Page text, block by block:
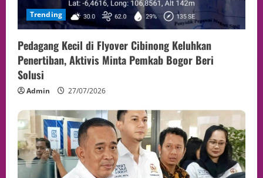
Trending
Pedagang Kecil di Flyover Cibinong Keluhkan
Penertiban, Aktivis Minta Pemkab Bogor Beri
Solusi
Admin 27/07/2026